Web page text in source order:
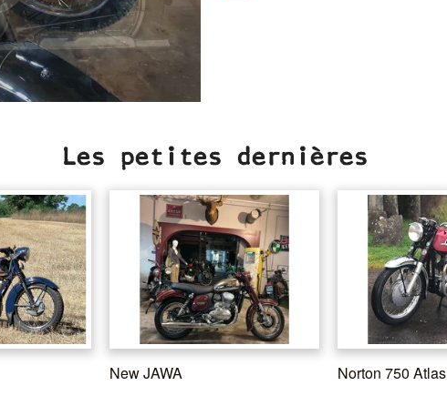
Les petites dernières
New JAWA Norton 750 Atlas